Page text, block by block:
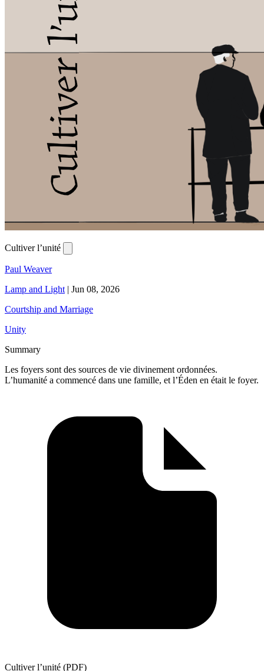
Cultiver l’unité
Paul Weaver
Lamp and Light | Jun 08, 2026
Courtship and Marriage
Unity
Summary
Les foyers sont des sources de vie divinement ordonnées.
L’humanité a commencé dans une famille, et l’Éden en était le foyer.
Cultiver l’unité (PDF)